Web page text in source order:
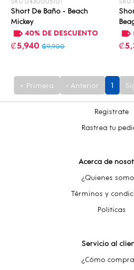
Short De Baño - Beach
Mickey
40% DE DESCUENTO
₡5,940 ₡9,900
« Primera ‹ Anterior 1
Registrate
Rastrea tu
Acerca de
¿Quienes
Términos y
Politicas
Servicio al
¿Cómo